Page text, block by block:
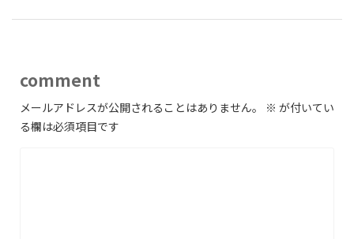
comment
メールアドレスが公開されることはありません。 ※ が付いてい
る欄は必須項目です